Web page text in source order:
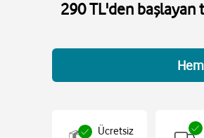
290 TL'den başlayan
Ücretsiz